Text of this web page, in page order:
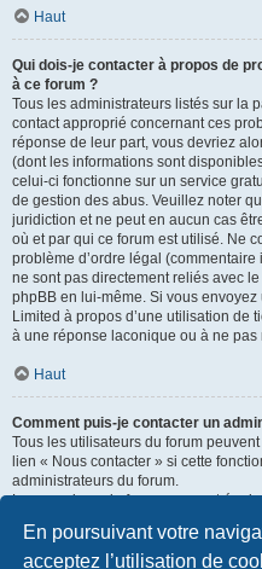
En poursuivant votre
acceptez l’utilisation de
Haut
Qui dois-je contacter à propos de
à ce forum ?
Tous les administrateurs listés sur la
contact approprié concernant ces
réponse de leur part, vous devriez
(dont les informations sont
celui-ci fonctionne sur un service
de gestion des abus. Veuillez noter
juridiction et ne peut en aucun cas
où et par qui ce forum est utilisé. Ne
problème d’ordre légal
ne sont pas directement reliés avec
phpBB en lui-même. Si vous
Limited à propos d’une utilisation de
à une réponse laconique ou à ne
Haut
Comment puis-je contacter un
Tous les utilisateurs du forum
lien « Nous contacter » si cette
administrateurs du forum.
Les membres du forum peuvent
Haut